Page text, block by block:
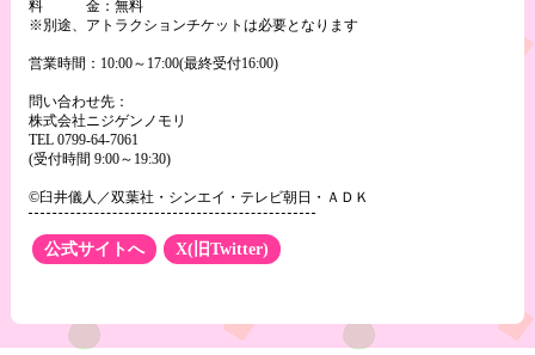
料 金：無料
※別途、アトラクションチケットは必要となります
営業時間：10:00～17:00(最終受付16:00)
問い合わせ先：
株式会社ニジゲンノモリ
TEL 0799-64-7061
(受付時間 9:00～19:30)
©臼井儀人／双葉社・シンエイ・テレビ朝日・ＡＤＫ
公式サイトへ X(旧Twitter)